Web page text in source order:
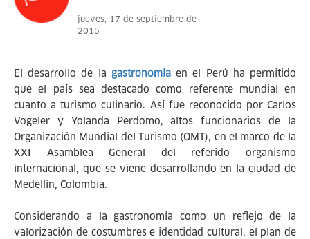
jueves, 17 de septiembre de
2015
El desarrollo de la gastronomíaen el Perú ha permitido
que el país sea destacado como referente mundial en
cuanto a turismo culinario. Así fue reconocido por Carlos
Vogeler y Yolanda Perdomo, altos funcionarios de la
Organización Mundial del Turismo (OMT), en el marco de la
XXI Asamblea General del referido organismo
internacional, que se viene desarrollando en la ciudad de
Medellín, Colombia.
Considerando a la gastronomía como un reflejo de la
valorización de costumbres e identidad cultural, el plan de